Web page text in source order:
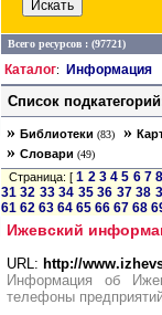
Всего ресурсов : (97721)
Каталог: Информация
Список
» Библиотеки (83) »
» Словари (49)
Страница: [1 2 3 4 5 6 7 8
31 32 33 34 35 36 37 38
61 62 63 64 65 66 67 68
Ижевский
URL: http://
Информация об
телефоны